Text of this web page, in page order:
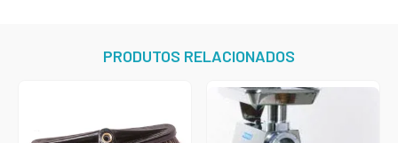
PRODUTOS RELACIONADOS